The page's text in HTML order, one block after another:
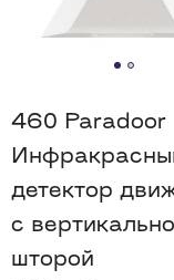
460 Paradoor
детектор
с
шторой